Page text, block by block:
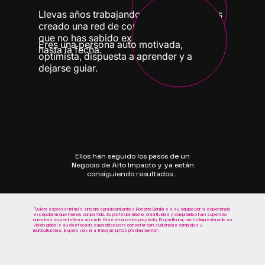
Llevas años trabajando en un sector y has
creado una red de contactos que crees
que no has sabido explotar al máximo
hasta la fecha.
Eres una persona auto motivada,
optimista, dispuesta a aprender y a
dejarse guiar.
Ellos han seguido los pasos de un
Negocio de Alto Impacto y ya están
consiguiendo resultados...
“Quiero expresar mi más sincero agradecimiento a Roberto Bonilla y a su equipo por la experiencia
excepcional que hemos compartido. Su profesionalismo, creatividad y compromiso han superado
nuestras expectativas en cada fase de nuestro proyecto. En particular, me ha impresionado su
visión global y su destacada capacidad para conectar con audiencias complejas y
multiculturales. Espero volver a trabajar juntos próximamente”.